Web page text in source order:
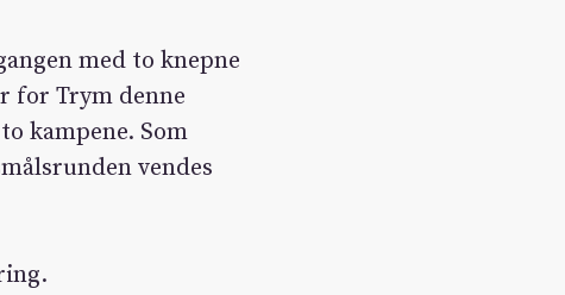
med to knepne
for Trym denne
kampene. Som
vendes